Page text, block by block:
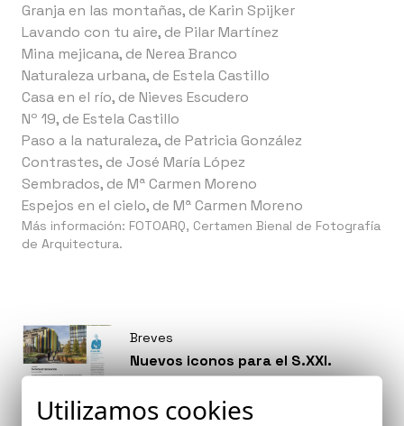
Granja en las montañas, de Karin Spijker
Lavando con tu aire, de Pilar Martínez
Mina mejicana, de Nerea Branco
Naturaleza urbana, de Estela Castillo
Casa en el río, de Nieves Escudero
Nº 19, de Estela Castillo
Paso a la naturaleza, de Patricia González
Contrastes, de José María López
Sembrados, de Mª Carmen Moreno
Espejos en el cielo, de Mª Carmen Moreno
Más información: FOTOARQ, Certamen Bienal de Fotografía
de Arquitectura.
Breves
Nuevos iconos para el S.XXI.
Articulo de Pacho G. Castilla,
publicado en la revista de Aire
Utilizamos cookies